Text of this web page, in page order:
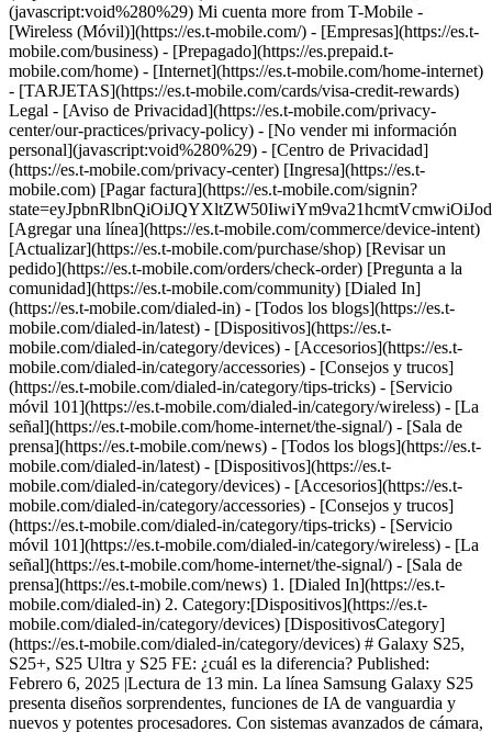
(javascript:void%280%29) Mi cuenta more from T-Mobile -
[Wireless (Móvil)](https://es.t-mobile.com/) - [Empresas](https://es.t-
mobile.com/business) - [Prepagado](https://es.prepaid.t-
mobile.com/home) - [Internet](https://es.t-mobile.com/home-internet)
- [TARJETAS](https://es.t-mobile.com/cards/visa-credit-rewards)
Legal - [Aviso de Privacidad](https://es.t-mobile.com/privacy-
center/our-practices/privacy-policy) - [No vender mi información
personal](javascript:void%280%29) - [Centro de Privacidad]
(https://es.t-mobile.com/privacy-center) [Ingresa](https://es.t-
mobile.com) [Pagar factura](https://es.t-mobile.com/signin?
[Agregar una línea](https://es.t-mobile.com/commerce/device-intent)
[Actualizar](https://es.t-mobile.com/purchase/shop) [Revisar un
pedido](https://es.t-mobile.com/orders/check-order) [Pregunta a la
comunidad](https://es.t-mobile.com/community) [Dialed In]
(https://es.t-mobile.com/dialed-in) - [Todos los blogs](https://es.t-
mobile.com/dialed-in/latest) - [Dispositivos](https://es.t-
mobile.com/dialed-in/category/devices) - [Accesorios](https://es.t-
mobile.com/dialed-in/category/accessories) - [Consejos y trucos]
(https://es.t-mobile.com/dialed-in/category/tips-tricks) - [Servicio
móvil 101](https://es.t-mobile.com/dialed-in/category/wireless) - [La
señal](https://es.t-mobile.com/home-internet/the-signal/) - [Sala de
prensa](https://es.t-mobile.com/news) - [Todos los blogs](https://es.t-
mobile.com/dialed-in/latest) - [Dispositivos](https://es.t-
mobile.com/dialed-in/category/devices) - [Accesorios](https://es.t-
mobile.com/dialed-in/category/accessories) - [Consejos y trucos]
(https://es.t-mobile.com/dialed-in/category/tips-tricks) - [Servicio
móvil 101](https://es.t-mobile.com/dialed-in/category/wireless) - [La
señal](https://es.t-mobile.com/home-internet/the-signal/) - [Sala de
prensa](https://es.t-mobile.com/news) 1. [Dialed In](https://es.t-mobile.com/dialed-in) 2. Category:[Dispositivos](https://es.t-mobile.com/dialed-in/category/devices) [DispositivosCategory](https://es.t-mobile.com/dialed-in/category/devices) # Galaxy S25, S25+, S25 Ultra y S25 FE: ¿cuál es la diferencia? Published: Febrero 6, 2025 |Lectura de 13 min. La línea Samsung Galaxy S25 presenta diseños sorprendentes, funciones de IA de vanguardia y nuevos y potentes procesadores. Con sistemas avanzados de cámara, pantallas optimizadas y herramientas para la salud, el sueño y la productividad, analizaremos el S25, S25+, S25 Ultra y S25 FE para ayudarte a encontrar el modelo ideal para ti. ![Los Samsung Galaxy S25, S25 Plus y S25 Ultra uno junto al otro colocados boca abajo con un cuarto teléfono que muestra una indicación de IA en la pantalla bloqueada](https://es.t-mobile.com/dialed-in/_admin/uploads/2025/02/The-Samsung-Galaxy-S25-S25-Plus-and-S25-Ultra-next-to-each-other-laying-face-down-with-a-fourth-phone-showing-an-AI-prompt-on-the-lock-screen-640x448.jpg) - Share "Galaxy S25, S25+, S25 Ultra y S25 FE: ¿cuál es la diferencia? " on X - Share "Galaxy S25, S25+, S25 Ultra y S25 FE: ¿cuál es la diferencia? " on Facebook - Share "Galaxy S25, S25+, S25 Ultra y S25 FE: ¿cuál es la diferencia? " on LinkedIn La serie S25 de Samsung presenta las funciones más recientes de Galaxy AI, incluido un verdadero compañero de IA que facilita la vida en movimiento, por no mencionar algunas potentes mejoras tecnológicas, un diseño Ultra actualizado y algunos otros avances que seguro agradecerás. Compararemos todas las funciones y especificaciones clave, como por ejemplo, procesadores, pantallas, diseños, baterías, almacenamiento, cámaras, actualizaciones y mucho más, para que puedas decidir qué teléfono te conviene más. *\*Esta guía comparativa fue creada por T-Mobile para ayudarte a descubrir los smartphones disponibles en nuestra tienda. Las opiniones expresadas aquí reflejan nuestra perspectiva editorial en base a las funciones, especificaciones y artículos disponibles al público.* *\*Los precios y disponibilidad del producto están sujetos a cambio. Visita nuestro* [*sitio web*](http://www.tmobile.com/cell-phones) *para ver las últimas ofertas en teléfonos, dispositivos y accesorios.* Si bien cada dispositivo es único, los cuatro teléfonos tienen algunas cosas en común. Estas son las características que comparten: ## __Galaxy S25, S25+, S25 Ultra y S25 FE__ ### __Funciones comunes a ambos__ El Samsung Galaxy S25, S25+, S25 Ultra y el nuevo Galaxy S25 FE comparten las últimas innovaciones de Samsung en rendimiento, diseño e integración de IA. Mientras que el Galaxy S25, S25+ y S25 Ultra funcionan con el Qualcomm Snapdragon 8 Elite para Galaxy, el procesador más rápido y eficiente de Samsung hasta la fecha, el Galaxy S25 FE cuenta con el chipset Exynos de Samsung, diseñado para ofrecer un rendimiento potente y experiencias de IA fluidas a un precio más accesible. Los Galaxy S25, S25+ y S25 Ultra se lanzaron con Android 15 de fábrica, pero desde entonces han recibido la actualización a Android 16 mediante una actualización de mantenimiento (MR). Mientras tanto, el Galaxy S25 FE viene con Android 16 preinstalado, lo que brinda la experiencia de software más reciente desde el primer día. Todos los modelos ofrecen una interfaz refinada con íconos de apps renovados, opciones de personalización mejoradas para widgets y pantallas de bloqueo, y una flexibilidad de diseño mejorada. Con Seamless Updates, las instalaciones de software son más rápidas y menos disruptivas, lo que permite que los dispositivos se reinicien en solo una fracción del tiempo habitual. Todos los teléfonos de la línea S25 ofrecen una experiencia de visualización vívida con hasta 2600 nits de brillo máximo y una frecuencia de actualización adaptativa de 120 Hz para un desplazamiento fluido, juegos con capacidad de respuesta y una visibilidad clara en condiciones de luz brillante. El Galaxy S25 FE ofrece estas características de pantalla insignia en un formato más grande de 6.7 pulgadas, mientras que el Galaxy S25 ofrece una opción más compacta de 6.2 pulgadas. ## __Samsung Galaxy S25 o S25+ vs. S25 Ultra - Cuadro comparativo__ | Característica | Galaxy S25 | Galaxy S25+ | Galaxy S25 Ultra | Galaxy S25 FE | |--------------------------------------|-------------------------------------------------------------|-------------------------------------------------------------|----------------------------------------------------------------------|------------------------------------------------------------| | Tamaño de la pantalla | FHD de 6.2"+ | QHD+ ProScaler de 6.7" | QHD+ ProScaler de 6.9" | FHD de 6.7"+ | | Resolución | 2340 x 1080 | 3120 x 1440 | 3120 x 1440 | 2340 x 1080 | | Brillo | 2600 nits | 2600 nits | 2600 nits | 1900 nits | | Frecuencia de actualización | Adaptativa de 120 Hz | Adaptativa de 120 Hz | Adaptativa de 120 Hz | Adaptativa de 120 Hz | | Material del marco | Aluminio blindado | Aluminio blindado | Titanio | Aluminio blindado | | Vidrio | Gorilla Glass Victus 2 | Gorilla Glass Victus 2 | Gorilla Armor 2 | Gorilla Glass Victus+ | | Configuración de la cámara principal | 50 MP (angular), 12 MP (gran angular), 10 MP (teleobjetivo) | 50 MP (angular), 12 MP (gran angular), 10 MP (teleobjetivo) | 200 MP (angular), 50 MP (gran angular), 50 MP + 10 MP (teleobjetivo) | 50 MP (angular), 12 MP (gran angular), 8 MP (teleobjetivo) | | Capacidad de zoom | Óptico de 3x / digital de 30x | Óptico de 3x / digital de 30x | Óptico de 5x / digital de 100x | Óptico de 3x / digital de 30x | | Grabación de video | Hasta 8K a 30 fps | Hasta 8K a 30 fps | Hasta 8K a 30 fps (multilente) | Hasta 4K a 60 fps | | Cámara para selfies | 12 MP / Enfoque automático 2PD | 12 MP / Enfoque automático 2PD | 12 MP / Enfoque automático 2PD | 12 MP | | Batería | 4,000 mAh | 4,900 mAh | 5,000 mAh | 4,900 mAh | | Cargándose | 25 W con cable/15 W inalámbrica | 45 W con cable/15 W inalámbrica | 45 W con cable/15 W inalámbrica | 45 W con cable/15 W inalámbrica | | Opciones de almacenamiento | 128 GB, 256 GB | 256 GB, 512 GB | 256 GB, 512 GB | 128 GB, 256 GB, 512 GB | | RAM | 12 GB | 12 GB | 12 GB | 8 GB | | Procesador | Snapdragon 8 Elite para Galaxy | Snapdragon 8 Elite para Galaxy | Snapdragon 8 Elite para Galaxy | Exynos 2400 | | Sistema operativo | Android15 + OneU17 | Android15 + OneU17 | Android15 + OneU17 | Android16 + OneU18 | | S Pen | No | No | Sí (integrado) | No | | Funciones de inteligencia artificial | Sí (herramientas de Galaxy AI) | Sí (herramientas de Galaxy